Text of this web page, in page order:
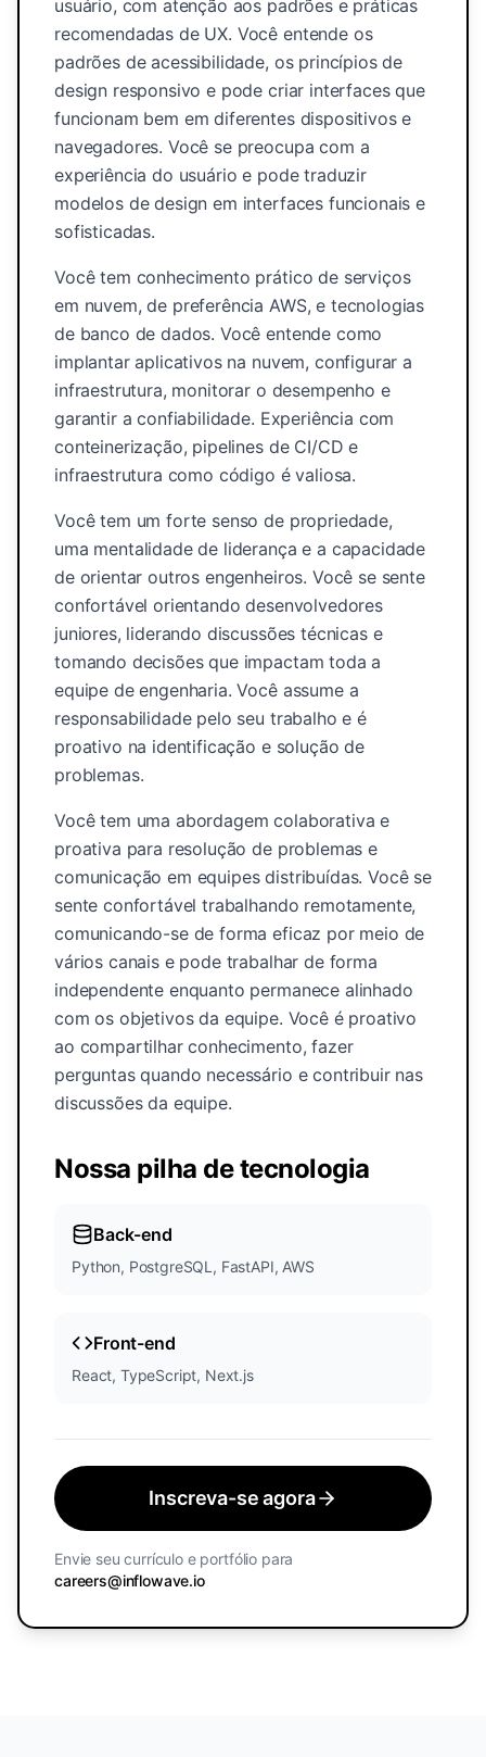
usuário, com atenção aos padrões e práticas
recomendadas de UX. Você entende os
padrões de acessibilidade, os princípios de
design responsivo e pode criar interfaces que
funcionam bem em diferentes dispositivos e
navegadores. Você se preocupa com a
experiência do usuário e pode traduzir
modelos de design em interfaces funcionais e
sofisticadas.
Você tem conhecimento prático de serviços
em nuvem, de preferência AWS, e tecnologias
de banco de dados. Você entende como
implantar aplicativos na nuvem, configurar a
infraestrutura, monitorar o desempenho e
garantir a confiabilidade. Experiência com
conteinerização, pipelines de CI/CD e
infraestrutura como código é valiosa.
Você tem um forte senso de propriedade,
uma mentalidade de liderança e a capacidade
de orientar outros engenheiros. Você se sente
confortável orientando desenvolvedores
juniores, liderando discussões técnicas e
tomando decisões que impactam toda a
equipe de engenharia. Você assume a
responsabilidade pelo seu trabalho e é
proativo na identificação e solução de
problemas.
Você tem uma abordagem colaborativa e
proativa para resolução de problemas e
comunicação em equipes distribuídas. Você se
sente confortável trabalhando remotamente,
comunicando-se de forma eficaz por meio de
vários canais e pode trabalhar de forma
independente enquanto permanece alinhado
com os objetivos da equipe. Você é proativo
ao compartilhar conhecimento, fazer
perguntas quando necessário e contribuir nas
discussões da equipe.
Nossa pilha de tecnologia
Back-end
Python, PostgreSQL, FastAPI, AWS
Front-end
React, TypeScript, Next.js
Inscreva-se agora
Envie seu currículo e portfólio para
careers@inflowave.io